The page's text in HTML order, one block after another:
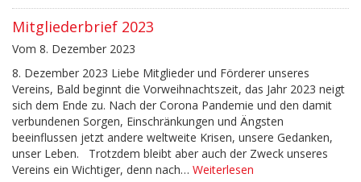
Mitgliederbrief 2023
Vom 8. Dezember 2023
8. Dezember 2023 Liebe Mitglieder und Förderer unseres
Vereins, Bald beginnt die Vorweihnachtszeit, das Jahr 2023 neigt
sich dem Ende zu. Nach der Corona Pandemie und den damit
verbundenen Sorgen, Einschränkungen und Ängsten
beeinflussen jetzt andere weltweite Krisen, unsere Gedanken,
unser Leben. Trotzdem bleibt aber auch der Zweck unseres
Vereins ein Wichtiger, denn nach… Weiterlesen